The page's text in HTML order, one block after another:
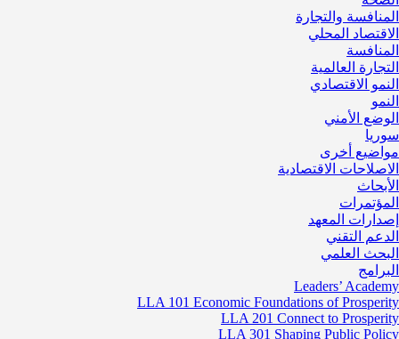
المنافسة والتجارة
الاقتصاد المحلي
المنافسة
التجارة العالمية
النمو الاقتصادي
النمو
الوضع الأمني
سوريا
مواضيع أخرى
الاصلاحات الاقتصادية
الأبحاث
المؤتمرات
إصدارات المعهد
الدعم التقني
البحث العلمي
البرامج
Leaders’ Academy
LLA 101 Economic Foundations of Prosperity
LLA 201 Connect to Prosperity
LLA 301 Shaping Public Policy